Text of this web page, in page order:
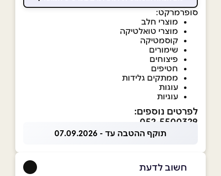
סופרמרקט:
מוצרי חלב
מוצרי טואלטיקה
קוסמטיקה
שימורים
פיצוחים
חטיפים
ממתקים גלידות
עוגות
עוגיות
לפרטים נוספים:
052-5500329
תוקף ההטבה עד - 07.09.2026
חשוב לדעת